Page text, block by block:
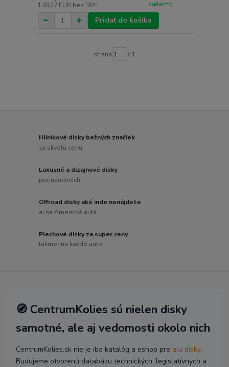
138,37 EUR bez DPH
zadarmo
Pridať do košíka
strana z 1
Hliníkové disky bežných značiek
za skvelú cenu
Luxusné a dizajnové disky
pre náročných
Offroad disky aké inde nenájdete
aj na Americké autá
Plechové disky za super ceny
takmer na každé auto
🧭 CentrumKolies sú nielen disky
samotné, ale aj vedomosti okolo nich
CentrumKolies.sk nie je iba katalóg a eshop pre alu disky.
Budujeme otvorenú databázu technických, legislatívnych a